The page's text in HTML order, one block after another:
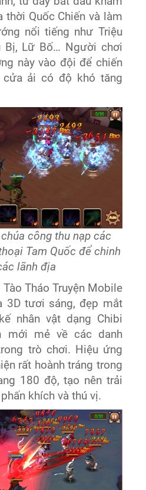
thời Quốc Chiến và làm
nổi tiếng như Triệu
Bị, Lữ Bố… Người chơi
này vào đội để chiến
ải có độ khó tăng
công thu nạp các
Tam Quốc để chinh
lãnh địa
Tháo Truyện Mobile
3D tươi sáng, đẹp mắt
nhân vật dạng Chibi
mới mẻ về các danh
trò chơi. Hiệu ứng
rất hoành tráng trong
180 độ, tạo nên trải
khích và thú vị.